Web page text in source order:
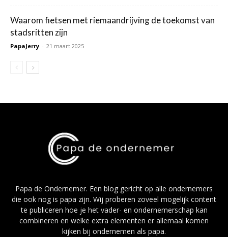
Waarom fietsen met riemaandrijving de toekomst van
stadsritten zijn
PapaJerry - 21 maart 2025
Papa de Ondernemer. Een blog gericht op alle ondernemers
die ook nog is papa zijn. Wij proberen zoveel mogelijk content
te publiceren hoe je het vader- en ondernemerschap kan
combineren en welke extra elementen er allemaal komen
kijken bij ondernemen als papa.